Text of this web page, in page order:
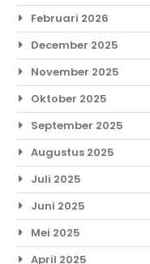
Februari 2026
December 2025
November 2025
Oktober 2025
September 2025
Augustus 2025
Juli 2025
Juni 2025
Mei 2025
April 2025